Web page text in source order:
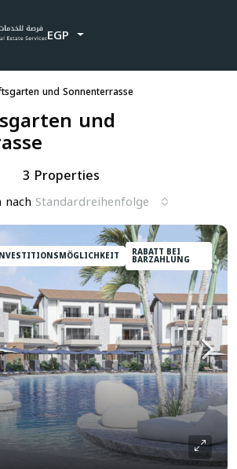
EGP
und Sonnenterrasse
und
3 Properties
Standardreihenfolge
RABATT BEI
BARZAHLUNG